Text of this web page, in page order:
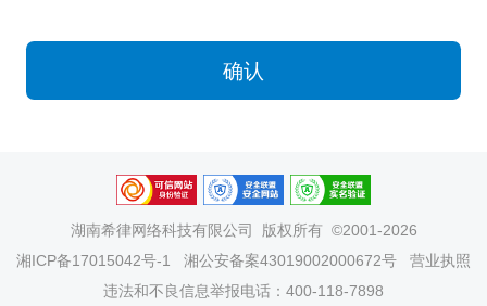
确认
湖南希律网络科技有限公司
版权所有 ©2001-2026
湘ICP备17015042号-1
湘公安备案43019002000672号
营业执照
违法和不良信息举报电话：400-118-7898